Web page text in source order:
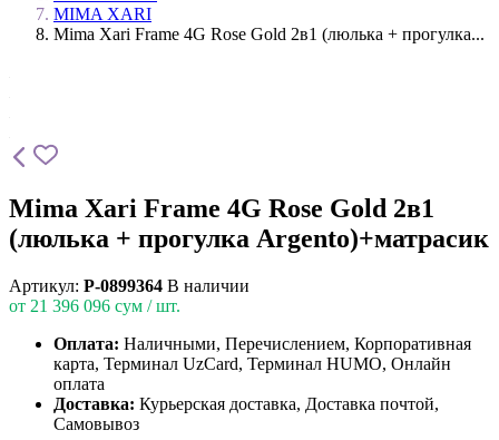
MIMA XARI
Mima Xari Frame 4G Rose Gold 2в1 (люлька + прогулка...
Mima Xari Frame 4G Rose Gold 2в1
(люлька + прогулка Argento)+матрасик
Артикул: P-0899364 В наличии
от 21 396 096 сум / шт.
Оплата: Наличными, Перечислением, Корпоративная
карта, Терминал UzCard, Терминал HUMO, Онлайн
оплата
Доставка: Курьерская доставка, Доставка почтой,
Самовывоз